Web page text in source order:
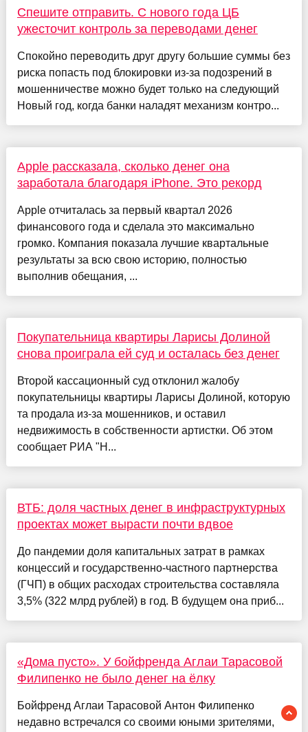
Спешите отправить. С нового года ЦБ
ужесточит контроль за переводами денег
Спокойно переводить друг другу большие суммы без
риска попасть под блокировки из-за подозрений в
мошенничестве можно будет только на следующий
Новый год, когда банки наладят механизм контро...
Apple рассказала, сколько денег она
заработала благодаря iPhone. Это рекорд
Apple отчиталась за первый квартал 2026
финансового года и сделала это максимально
громко. Компания показала лучшие квартальные
результаты за всю свою историю, полностью
выполнив обещания, ...
Покупательница квартиры Ларисы Долиной
снова проиграла ей суд и осталась без денег
Второй кассационный суд отклонил жалобу
покупательницы квартиры Ларисы Долиной, которую
та продала из-за мошенников, и оставил
недвижимость в собственности артистки. Об этом
сообщает РИА "Н...
ВТБ: доля частных денег в инфраструктурных
проектах может вырасти почти вдвое
До пандемии доля капитальных затрат в рамках
концессий и государственно-частного партнерства
(ГЧП) в общих расходах строительства составляла
3,5% (322 млрд рублей) в год. В будущем она приб...
«Дома пусто». У бойфренда Аглаи Тарасовой
Филипенко не было денег на ёлку
Бойфренд Аглаи Тарасовой Антон Филипенко
недавно встречался со своими юными зрителями,